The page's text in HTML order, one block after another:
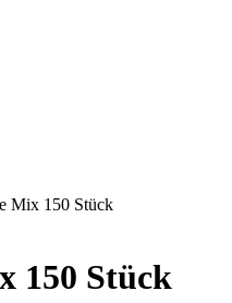
Mix 150 Stück
150 Stück